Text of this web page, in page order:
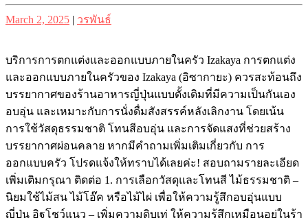
Posted
on
March 2, 2025 | Posted
on
วรพันธ์
บริการการตกแต่งและออกแบบภายในครัว Izakaya การตกแต่ง
และออกแบบภายในครัวของ Izakaya (อิซากายะ) ควรสะท้อนถึง
บรรยากาศของร้านอาหารญี่ปุ่นแบบดั้งเดิมที่มีความเป็นกันเอง
อบอุ่น และเหมาะกับการนั่งดื่มสังสรรค์หลังเลิกงาน โดยเน้น
การใช้วัสดุธรรมชาติ โทนสีอบอุ่น และการจัดแสงที่ช่วยสร้าง
บรรยากาศผ่อนคลาย หากมีคำถามเพิ่มเติมเกี่ยวกับ การ
ออกแบบครัว โปรดแจ้งให้ทราบได้เลยค่ะ! สอบถามรายละเอียด
เพิ่มเติมกรุณา ติดต่อ 1. การเลือกวัสดุและโทนสี ไม้ธรรมชาติ –
นิยมใช้ไม้สน ไม้โอ๊ค หรือไม้ไผ่ เพื่อให้ความรู้สึกอบอุ่นแบบ
ญี่ปุ่น อิฐโชว์แนว – เพิ่มความดิบเท่ ให้ความรู้สึกเหมือนอยู่ในร้า